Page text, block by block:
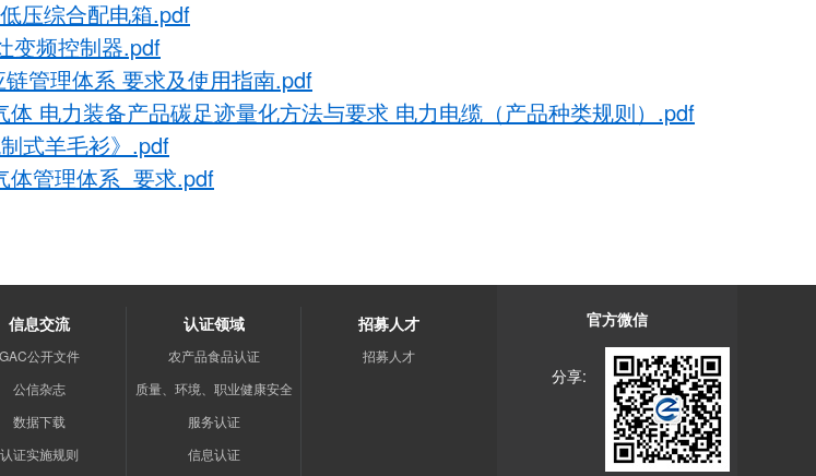
压综合配电箱.pdf
变频控制器.pdf
管理体系 要求及使用指南.pdf
体 电力装备产品碳足迹量化方法与要求 电力电缆（产品种类规则）.pdf
式羊毛衫》.pdf
体管理体系 要求.pdf
信息交流
GAC公开文件
公信杂志
数据下载
认证实施规则
认证领域
农产品食品认证
质量、环境、职业健康安全
服务认证
信息认证
招募人才
招募人才
官方微信
分享: